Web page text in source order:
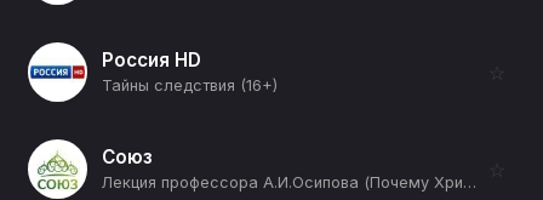
Россия HD
Тайны следствия (16+)
☆
Союз
Лекция профессора А.И.Осипова (Почему Христос не пришел императором? Часть 2-я) (12+)
☆